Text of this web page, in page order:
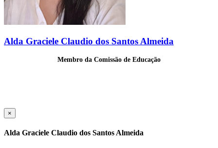
Alda Graciele Claudio dos Santos Almeida
Membro da Comissão de Educação
×
Alda Graciele Claudio dos Santos Almeida